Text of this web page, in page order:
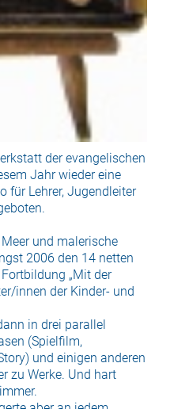
der evangelischen
Jahr wieder eine
für Lehrer, Jugendleiter
und malerische
2006 den 14 netten
„Mit der
innen der Kinder- und
in drei parallel
(Spielfilm,
und einigen anderen
zu Werke. Und hart